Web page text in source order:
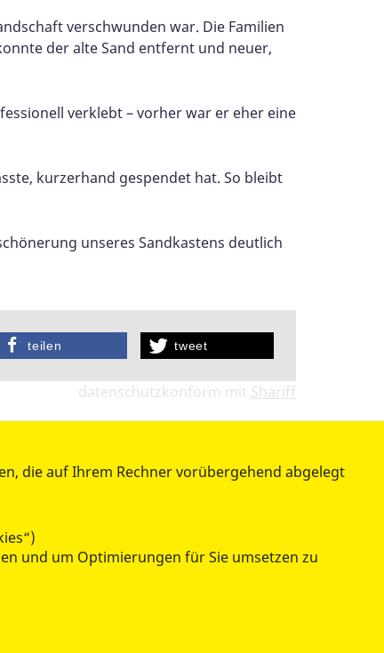
verschwunden war. Die Familien
der alte Sand entfernt und neuer,
verklebt – vorher war er eher eine
kurzerhand gespendet hat. So bleibt
unseres Sandkastens deutlich
tweet
teilen
datenschutzkonform mit Shariff
Wünschewagen
die auf Ihrem Rechner vorübergehend abgelegt
und um Optimierungen für Sie umsetzen zu